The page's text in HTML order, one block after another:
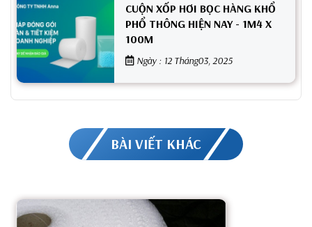
CUỘN XỐP HƠI BỌC HÀNG KHỔ
PHỔ THÔNG HIỆN NAY - 1M4 X
100M
Ngày : 12 Tháng03, 2025
BÀI VIẾT KHÁC